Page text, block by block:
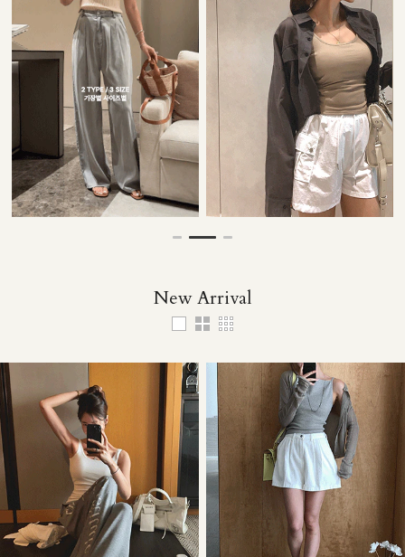
35,000원
New Arrival